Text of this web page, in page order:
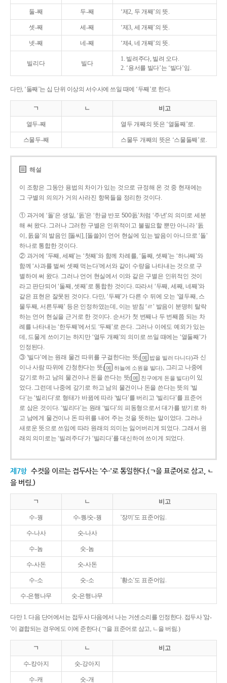
둘-째 두-째 ‘제2, 두 개째’의 뜻.
셋-째 세-째 ‘제3, 세 개째’의 뜻.
넷-째 네-째 ‘제4, 네 개째’의 뜻.
빌리다 빌다
1. 빌려주다, 빌려 오다.
2. ‘용서를 빌다’는 ‘빌다’임.
다만, ‘둘째’는 십 단위 이상의 서수사에 쓰일 때에 ‘두째’로 한다.
ㄱ ㄴ 비고
열두-째 열두 개째의 뜻은 ‘열둘째’로.
스물두-째 스물두 개째의 뜻은 ‘스물둘째’로.
해설
이 조항은 그동안 용법의 차이가 있는 것으로 규정해 온 것 중 현재에는
그 구별의 의의가 거의 사라진 항목들을 정리한 것이다.
① 과거에 ‘돌’은 생일, ‘돐’은 ‘한글 반포 500돐’처럼 ‘주년’의 의미로 세분
해 써 왔다. 그러나 그러한 구별은 인위적이고 불필요할 뿐만 아니라 ‘돐
이, 돐을’의 발음인 [돌씨], [돌쓸]이 언어 현실에 있는 발음이 아니므로 ‘돌’
하나로 통합한 것이다.
② 과거에 ‘두째, 세째’는 ‘첫째’와 함께 차례를, ‘둘째, 셋째’는 ‘하나째’와
함께 ‘사과를 벌써 셋째 먹는다’에서와 같이 수량을 나타내는 것으로 구
별하여 써 왔다. 그러나 언어 현실에서 이와 같은 구별은 인위적인 것이
라고 판단되어 ‘둘째, 셋째’로 통합한 것이다. 따라서 ‘두째, 세째, 네째’와
같은 표현은 잘못된 것이다. 다만, ‘두째’가 다른 수 뒤에 오는 ‘열두째, 스
물두째, 서른두째’ 등은 인정하였는데, 이는 받침 ‘ㄹ’ 발음이 분명히 탈락
하는 언어 현실을 근거로 한 것이다. 순서가 첫 번째나 두 번째쯤 되는 차
례를 나타내는 ‘한두째’에서도 ‘두째’로 쓴다. 그러나 이에도 예외가 있는
데, 드물게 쓰이기는 하지만 ‘열두 개째’의 의미로 쓰일 때에는 ‘열둘째’가
인정된다.
③ ‘빌다’에는 원래 물건 따위를 구걸한다는 뜻( 예 밥을 빌러 다니다)과 신
이나 사람 따위에 간청한다는 뜻( 예 하늘에 소원을 빌다), 그리고 나중에
갚기로 하고 남의 물건이나 돈을 쓴다는 뜻( 예 친구에게 돈을 빌다)이 있
었다. 그런데 나중에 갚기로 하고 남의 물건이나 돈을 쓴다는 뜻의 ‘빌
다’는 ‘빌리다’로 형태가 바뀜에 따라 ‘빌다’를 버리고 ‘빌리다’를 표준어
로 삼은 것이다. ‘빌리다’는 원래 ‘빌다’의 피동형으로서 대가를 받기로 하
고 남에게 물건이나 돈 따위를 내어 주는 것을 뜻하는 말이었다. 그러나
새로운 뜻으로 쓰임에 따라 원래의 의미는 잃어버리게 되었다. 그래서 원
래의 의미로는 ‘빌려주다’가 ‘빌리다’를 대신하여 쓰이게 되었다.
제7항 수컷을 이르는 접두사는 '수-'로 통일한다.(ㄱ을 표준어로 삼고, ㄴ
을 버림.)
ㄱ ㄴ 비고
수-꿩 수-퀑/숫-꿩 '장끼'도 표준어임.
수-나사 숫-나사
수-놈 숫-놈
수-사돈 숫-사돈
수-소 숫-소 '황소'도 표준어임.
수-은행나무 숫-은행나무
다만 1. 다음 단어에서는 접두사 다음에서 나는 거센소리를 인정한다. 접두사 '암-
'이 결합되는 경우에도 이에 준한다.(ㄱ을 표준어로 삼고, ㄴ을 버림.)
ㄱ ㄴ 비고
수-캉아지 숫-강아지
수-캐 숫-개